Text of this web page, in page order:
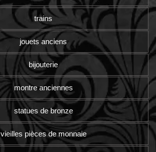
trains
jouets anciens
bijouterie
montre anciennes
statues de bronze
vieilles pièces de monnaie